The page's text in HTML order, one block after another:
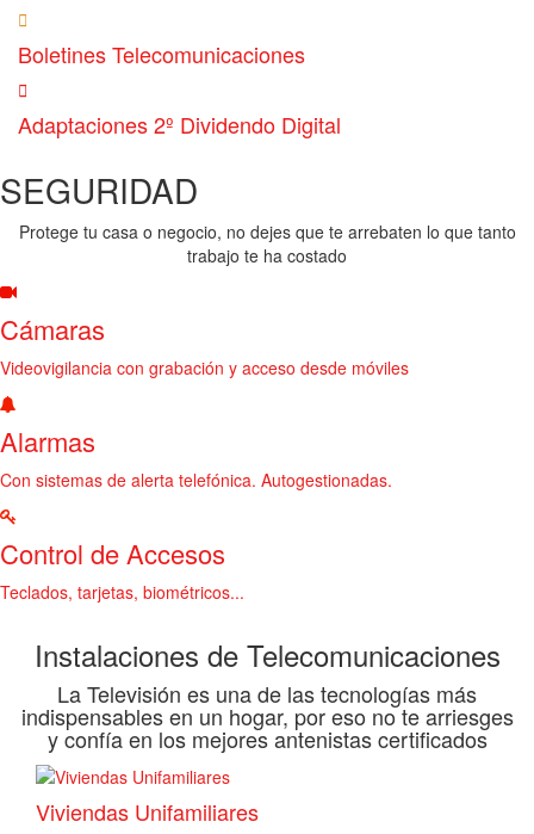
Boletines Telecomunicaciones
Adaptaciones 2º Dividendo Digital
SEGURIDAD
Protege tu casa o negocio, no dejes que te arrebaten lo que tanto
trabajo te ha costado
Cámaras
Videovigilancia con grabación y acceso desde móviles
Alarmas
Con sistemas de alerta telefónica. Autogestionadas.
Control de Accesos
Teclados, tarjetas, biométricos...
Instalaciones de Telecomunicaciones
La Televisión es una de las tecnologías más
indispensables en un hogar, por eso no te arriesges
y confía en los mejores antenistas certificados
Viviendas Unifamiliares